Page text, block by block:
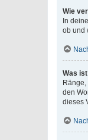
Wie
In
ob und
Was
den
dieses